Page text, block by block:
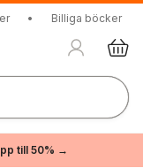
• Billiga böcker
till 50% →